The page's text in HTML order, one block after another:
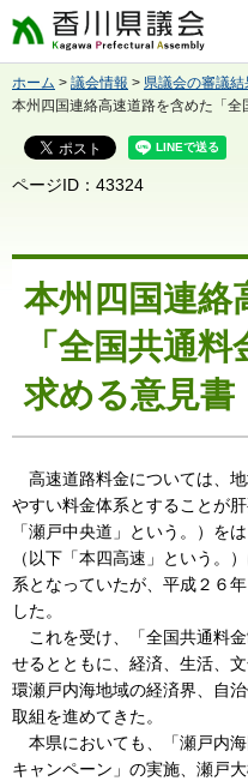
香川県議会
ホーム > 議会情報 > 県議会の審議結
本州四国連絡高速道路を含めた「
ページID：43324
本州四国連絡
「全国共通
求める意見書
高速道路料金については、
やすい料金体系とすることが
「瀬戸中央道」という。）を
（以下「本四高速」という。
系となっていたが、平成２６
した。
これを受け、「全国共通料
せるとともに、経済、生活、
環瀬戸内海地域の経済界、自
取組を進めてきた。
本県においても、「瀬戸内
キャンペーン」の実施、瀬戸